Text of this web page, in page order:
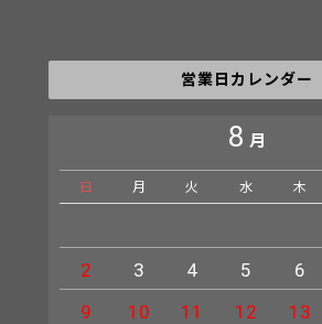
営業日カレンダー
8 月
日 月 火 水 木
2
3 4 5 6
9
10 11 12 13